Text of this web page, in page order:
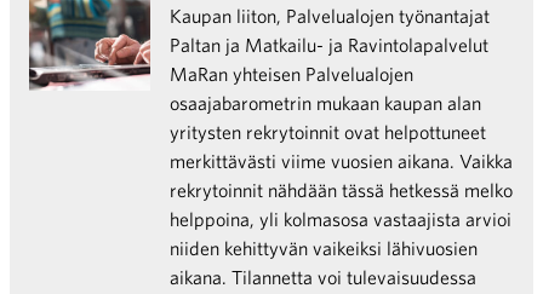
Kaupan liiton, Palvelualojen työnantajat
Paltan ja Matkailu- ja Ravintolapalvelut
MaRan yhteisen Palvelualojen
osaajabarometrin mukaan kaupan alan
yritysten rekrytoinnit ovat helpottuneet
merkittävästi viime vuosien aikana. Vaikka
rekrytoinnit nähdään tässä hetkessä melko
helppoina, yli kolmasosa vastaajista arvioi
niiden kehittyvän vaikeiksi lähivuosien
aikana. Tilannetta voi tulevaisuudessa